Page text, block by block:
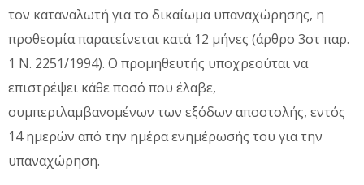
τον καταναλωτή για το δικαίωμα υπαναχώρησης, η
προθεσμία παρατείνεται κατά 12 μήνες (άρθρο 3στ παρ.
1 Ν. 2251/1994). Ο προμηθευτής υποχρεούται να
επιστρέψει κάθε ποσό που έλαβε,
συμπεριλαμβανομένων των εξόδων αποστολής, εντός
14 ημερών από την ημέρα ενημέρωσής του για την
υπαναχώρηση.